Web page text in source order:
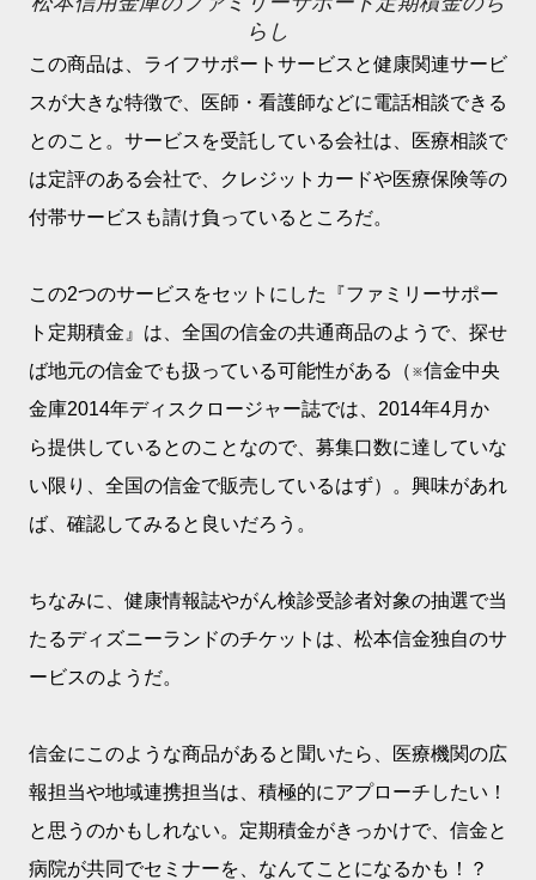
らし
この商品は、ライフサポートサービスと健康関連サービ
スが大きな特徴で、医師・看護師などに電話相談できる
とのこと。サービスを受託している会社は、医療相談で
は定評のある会社で、クレジットカードや医療保険等の
付帯サービスも請け負っているところだ。
この2つのサービスをセットにした『ファミリーサポー
ト定期積金』は、全国の信金の共通商品のようで、探せ
ば地元の信金でも扱っている可能性がある（※信金中央
金庫2014年ディスクロージャー誌では、2014年4月か
ら提供しているとのことなので、募集口数に達していな
い限り、全国の信金で販売しているはず）。興味があれ
ば、確認してみると良いだろう。
ちなみに、健康情報誌やがん検診受診者対象の抽選で当
たるディズニーランドのチケットは、松本信金独自のサ
ービスのようだ。
信金にこのような商品があると聞いたら、医療機関の広
報担当や地域連携担当は、積極的にアプローチしたい！
と思うのかもしれない。定期積金がきっかけで、信金と
病院が共同でセミナーを、なんてことになるかも！？